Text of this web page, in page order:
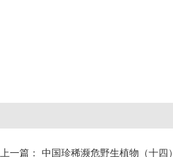
上一篇： 中国珍稀濒危野生植物（十四）